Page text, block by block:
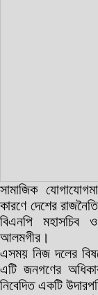
সামাজিক
কারণে দেশের
বিএনপি মহাসচিব
আলমগীর।
এসময় নিজ দলের
এটি জনগণের
নিবেদিত একটি